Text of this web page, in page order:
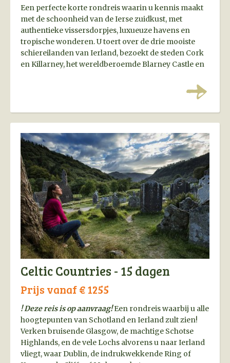
Een perfecte korte rondreis waarin u kennis maakt
met de schoonheid van de Ierse zuidkust, met
authentieke vissersdorpjes, luxueuze havens en
tropische wonderen. U toert over de drie mooiste
schiereilanden van Ierland, bezoekt de steden Cork
en Killarney, het wereldberoemde Blarney Castle en
Celtic Countries - 15 dagen
Prijs vanaf € 1255
! Deze reis is op aanvraag!Een rondreis waarbij u alle
hoogtepunten van Schotland en Ierland zult zien!
Verken bruisende Glasgow, de machtige Schotse
Highlands, en de vele Lochs alvorens u naar Ierland
vliegt, waar Dublin, de indrukwekkende Ring of